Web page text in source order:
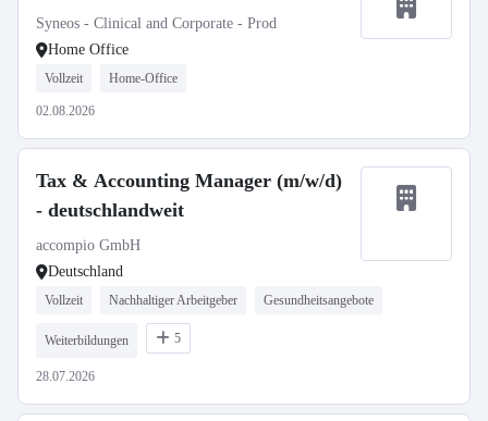
Syneos - Clinical and Corporate - Prod
Home Office
Vollzeit Home-Office
02.08.2026
Tax & Accounting Manager (m/w/d)
- deutschlandweit
accompio GmbH
Deutschland
Vollzeit Nachhaltiger Arbeitgeber Gesundheitsangebote
Weiterbildungen 5
28.07.2026